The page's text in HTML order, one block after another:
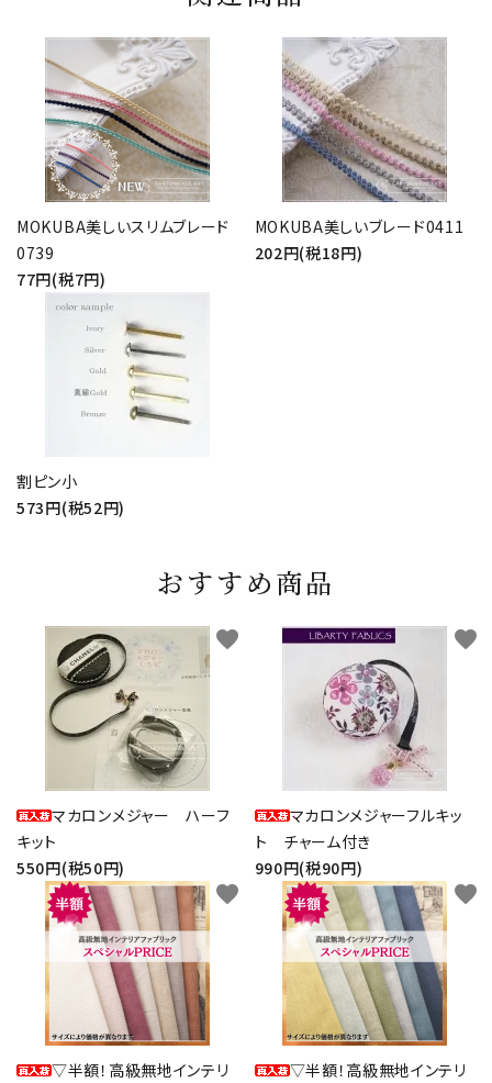
MOKUBA美しいスリムブレード
0739
77円(税7円)
MOKUBA美しいブレード0411
202円(税18円)
割ピン小
573円(税52円)
おすすめ商品
マカロンメジャー ハーフ
キット
550円(税50円)
favorite
マカロンメジャーフルキッ
ト チャーム付き
990円(税90円)
favorite
▽半額！高級無地インテリ
favorite
▽半額！高級無地インテリ
favorite